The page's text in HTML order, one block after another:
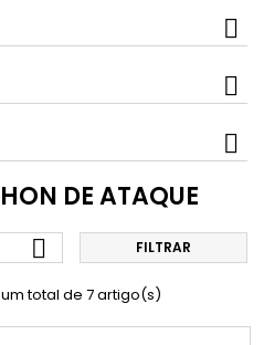
DE ATAQUE
 FILTRAR
total de 7 artigo(s)